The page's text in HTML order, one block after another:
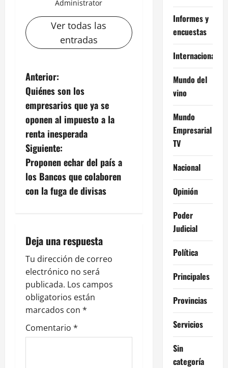
Administrator
Ver todas las
entradas
N
a
v
e
g
a
ó
n
d
e
e
Anterior:
Quiénes son los
empresarios que ya se
oponen al impuesto a la
renta inesperada
Siguiente:
Proponen echar del país a
los Bancos que colaboren
con la fuga de divisas
Deja una respuesta
Tu dirección de correo
electrónico no será
publicada. Los campos
obligatorios están
marcados con *
Comentario *
Informes y
encuestas
Internacional
Mundo del
vino
Mundo
Empresarial
TV
Nacional
Opinión
Poder
Judicial
Política
Principales
Provincias
Servicios
Sin
categoría